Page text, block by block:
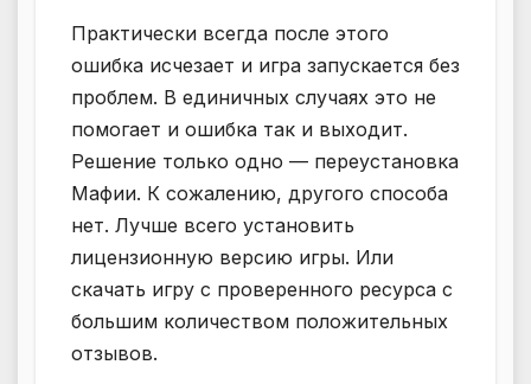
Практически всегда после этого
ошибка исчезает и игра запускается без
проблем. В единичных случаях это не
помогает и ошибка так и выходит.
Решение только одно — переустановка
Мафии. К сожалению, другого способа
нет. Лучше всего установить
лицензионную версию игры. Или
скачать игру с проверенного ресурса с
большим количеством положительных
отзывов.